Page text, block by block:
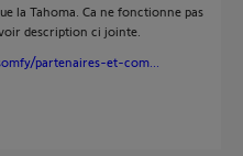
la Tahoma. Ca ne fonctionne pas
description ci jointe.
partenaires-et-com...